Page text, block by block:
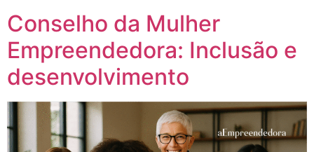
Conselho da Mulher
Empreendedora: Inclusão e
desenvolvimento